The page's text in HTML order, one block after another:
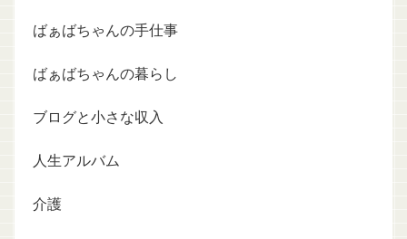
ばぁばちゃんの手仕事
ばぁばちゃんの暮らし
ブログと小さな収入
人生アルバム
介護